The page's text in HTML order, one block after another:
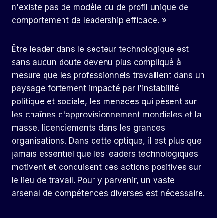
n'existe pas de modèle ou de profil unique de
comportement de leadership efficace. »
Être leader dans le secteur technologique est
sans aucun doute devenu plus compliqué à
mesure que les professionnels travaillent dans un
paysage fortement impacté par l'instabilité
politique et sociale, les menaces qui pèsent sur
les chaînes d'approvisionnement mondiales et la
masse. licenciements dans les grandes
organisations. Dans cette optique, il est plus que
jamais essentiel que les leaders technologiques
motivent et conduisent des actions positives sur
le lieu de travail. Pour y parvenir, un vaste
arsenal de compétences diverses est nécessaire.